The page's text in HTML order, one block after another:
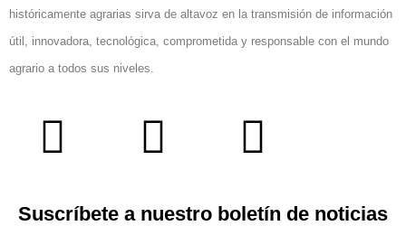
históricamente agrarias sirva de altavoz en la transmisión de información
útil, innovadora, tecnológica, comprometida y responsable con el mundo
agrario a todos sus niveles.
Suscríbete a nuestro boletín de noticias